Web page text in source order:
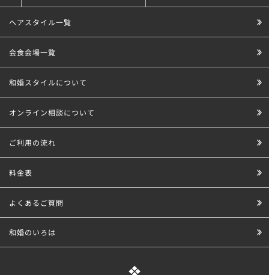
ヘアスタイル一覧
会食会場一覧
和婚スタイルについて
オンライン相談について
ご利用の流れ
料金表
よくあるご質問
和婚のいろは